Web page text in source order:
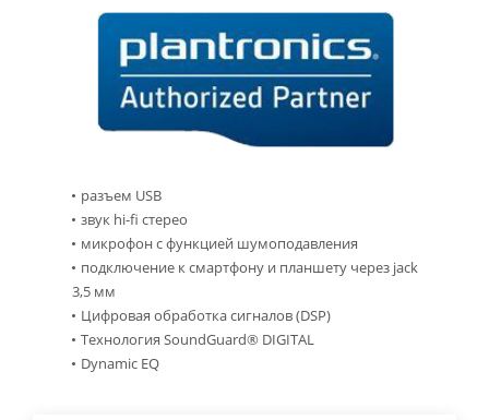
разъем USB
звук hi-fi стерео
микрофон с функцией шумоподавления
подключение к смартфону и планшету через jack
3,5 мм
Цифровая обработка сигналов (DSP)
Технология SoundGuard® DIGITAL
Dynamic EQ